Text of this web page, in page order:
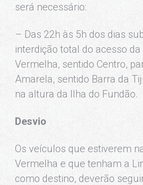
será necessário:
– Das 22h às 5h dos dias
interdição total do acesso da
Vermelha, sentido Centro,
Amarela, sentido Barra da
na altura da Ilha do Fundão.
Desvio
Os veículos que estiverem
Vermelha e que tenham a
como destino, deverão